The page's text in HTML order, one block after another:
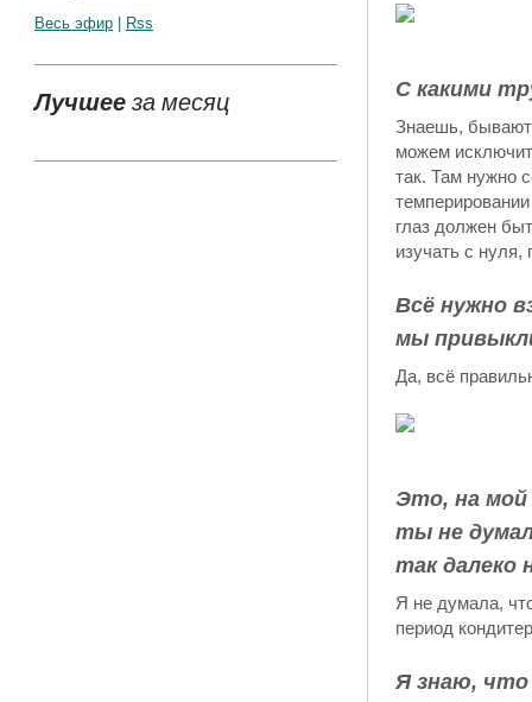
С какими
Знаешь, бывают
можем
так. Там нужно
глаз должен
изучать с
Всё нужно
мы
Да, всё
Это, на мой
ты не
так далеко
Я не думала,
период
Я знаю, что
Весь эфир Rss
Лучшееза месяц